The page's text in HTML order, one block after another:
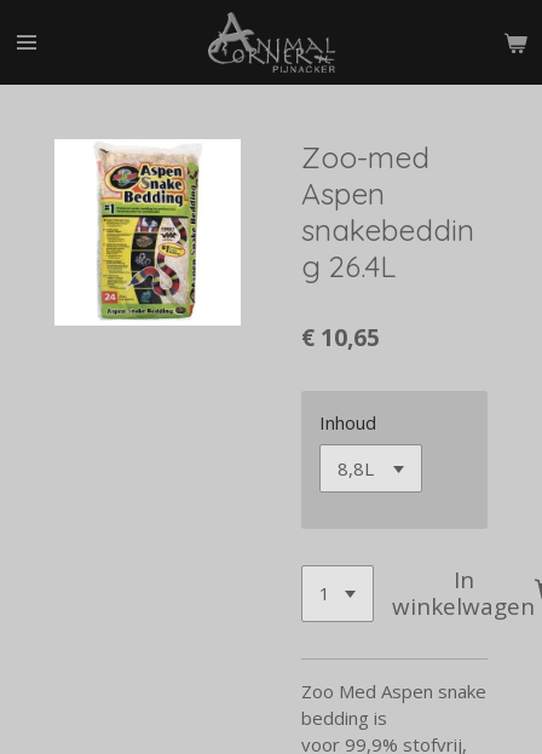
direct
Zoo-med
Aspen
snakebeddin
g 26.4L
€ 10,65
Inhoud
In
winkelwagen
Zoo Med Aspen snake
bedding is
voor 99,9% stofvrij,